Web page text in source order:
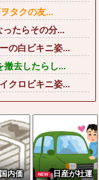
タクの友...
たらその分...
の白ビキニ姿...
撤去したらし...
クロビキニ姿...
内価
NEW
日産が社運